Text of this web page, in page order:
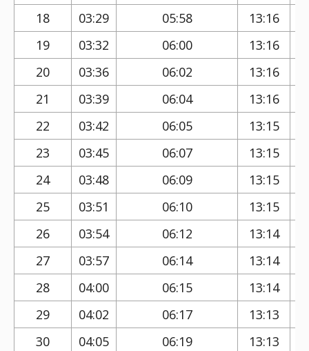
18 03:29 05:58 13:16
19
03:32 06:00 13:16
20
03:36 06:02 13:16
21
03:39 06:04 13:16
22
03:42 06:05 13:15
23
03:45 06:07 13:15
24
03:48 06:09 13:15
25
03:51 06:10 13:15
26
03:54 06:12 13:14
27
03:57 06:14 13:14
28
04:00 06:15 13:14
29
04:02 06:17 13:13
30
04:05 06:19 13:13